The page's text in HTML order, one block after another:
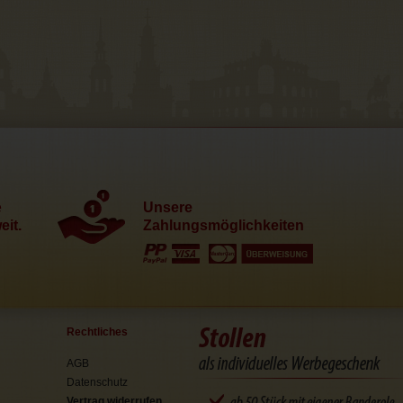
Unsere
Zahlungsmöglichkeiten
Rechtliches
AGB
Datenschutz